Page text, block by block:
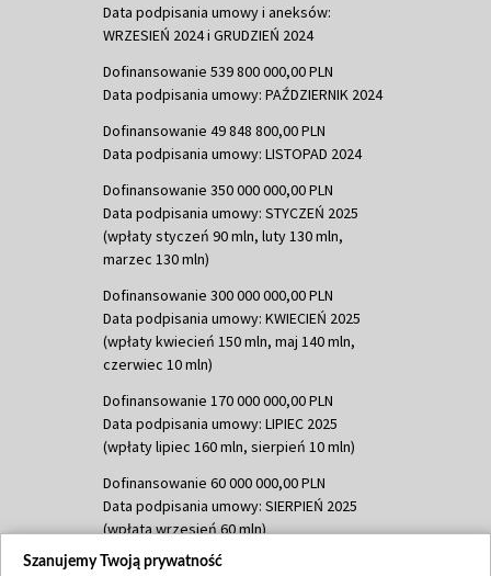
Data podpisania umowy i aneksów:
WRZESIEŃ 2024 i GRUDZIEŃ 2024
Dofinansowanie 539 800 000,00 PLN
Data podpisania umowy: PAŹDZIERNIK 2024
Dofinansowanie 49 848 800,00 PLN
Data podpisania umowy: LISTOPAD 2024
Dofinansowanie 350 000 000,00 PLN
Data podpisania umowy: STYCZEŃ 2025
(wpłaty styczeń 90 mln, luty 130 mln,
marzec 130 mln)
Dofinansowanie 300 000 000,00 PLN
Data podpisania umowy: KWIECIEŃ 2025
(wpłaty kwiecień 150 mln, maj 140 mln,
czerwiec 10 mln)
Dofinansowanie 170 000 000,00 PLN
Data podpisania umowy: LIPIEC 2025
(wpłaty lipiec 160 mln, sierpień 10 mln)
Dofinansowanie 60 000 000,00 PLN
Data podpisania umowy: SIERPIEŃ 2025
(wpłata wrzesień 60 mln)
Dofinansowanie 635 783 051,21 PLN
Szanujemy Twoją prywatność